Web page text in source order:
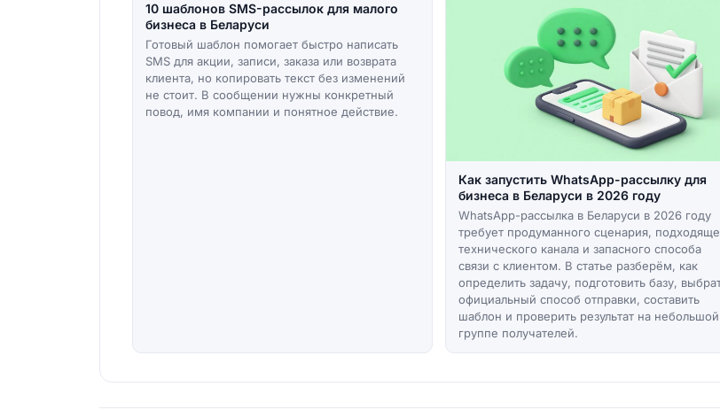
10 шаблонов SMS-рассылок для малого
бизнеса в Беларуси
Готовый шаблон помогает быстро написать
SMS для акции, записи, заказа или возврата
клиента, но копировать текст без изменений
не стоит. В сообщении нужны конкретный
повод, имя компании и понятное действие.
Как запустить WhatsApp-рассылку для
бизнеса в Беларуси в 2026 году
WhatsApp-рассылка в Беларуси в 2026 году
требует продуманного сценария,
технического канала и запасного способа
связи с клиентом. В статье разберём, как
определить задачу, подготовить базу,
официальный способ отправки, составить
шаблон и проверить результат на небольшой
группе получателей.